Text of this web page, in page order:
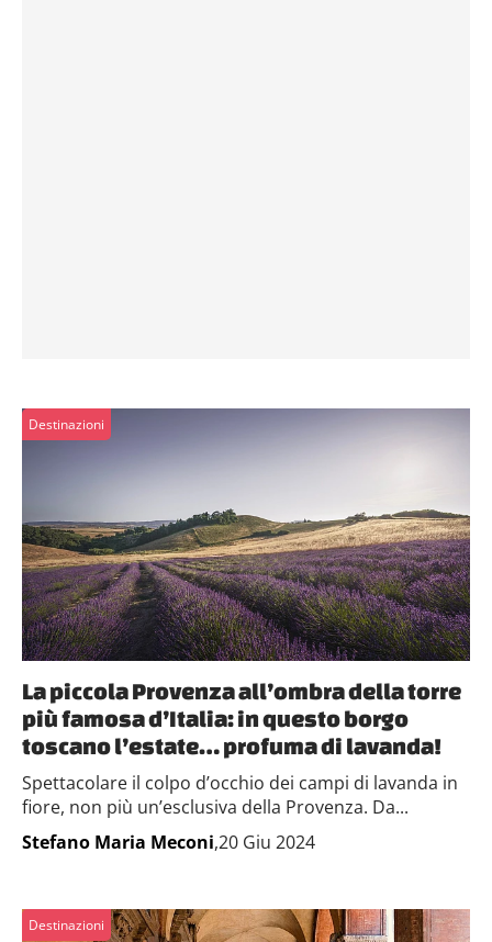
Destinazioni
La piccola Provenza all’ombra della torre
più famosa d’Italia: in questo borgo
toscano l’estate… profuma di lavanda!
Spettacolare il colpo d’occhio dei campi di lavanda in
fiore, non più un’esclusiva della Provenza. Da...
Stefano Maria Meconi,20 Giu 2024
Destinazioni